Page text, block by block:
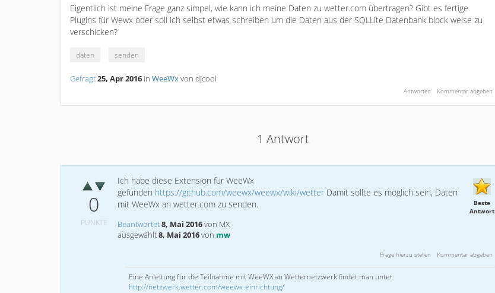
Eigentlich ist meine Frage ganz simpel, wie kann ich meine Daten zu wetter.com übertragen? Gibt es fertige
Plugins für Wewx oder soll ich selbst etwas schreiben um die Daten aus der SQLLite Datenbank block weise zu
verschicken?
daten senden
Gefragt25, Apr 2016 in WeeWxvon djcool
1 Antwort
0
PUNKTE
Beste
Antwort
Ich habe diese Extension für WeeWx
gefunden https://github.com/weewx/weewx/wiki/wetter Damit sollte es möglich sein, Daten
mit WeeWx an wetter.com zu senden.
Beantwortet8, Mai 2016von MX
ausgewählt8, Mai 2016von mw
Eine Anleitung für die Teilnahme mit WeeWX an Wetternetzwerk findet man unter:
http://netzwerk.wetter.com/weewx-einrichtung/